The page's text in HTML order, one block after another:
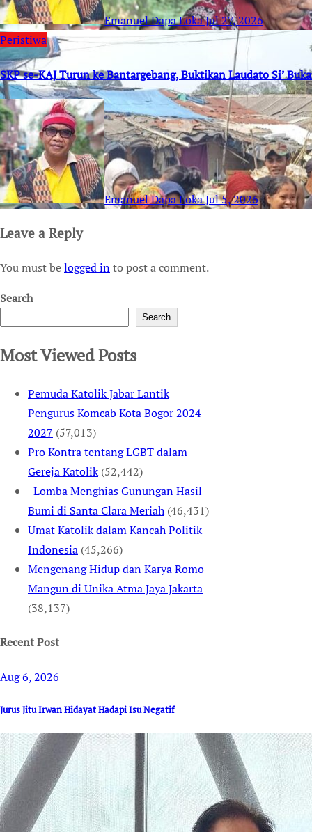
Emanuel Dapa LokaJul 27, 2026
Peristiwa
SKP se-KAJ Turun ke Bantargebang, Buktikan Laudato Si’
Emanuel Dapa LokaJul 5, 2026
Leave a Reply
You must belogged into post a comment.
Search
Search
Most Viewed Posts
Pemuda Katolik Jabar Lantik
Pengurus Komcab Kota Bogor 2024-
2027 (57,013)
Pro Kontra tentang LGBT dalam
Gereja Katolik (52,442)
Lomba Menghias Gunungan Hasil
Bumi di Santa Clara Meriah (46,431)
Umat Katolik dalam Kancah Politik
Indonesia (45,266)
Mengenang Hidup dan Karya Romo
Mangun di Unika Atma Jaya Jakarta
(38,137)
Recent Post
Aug 6, 2026
Jurus Jitu Irwan Hidayat Hadapi Isu Negatif